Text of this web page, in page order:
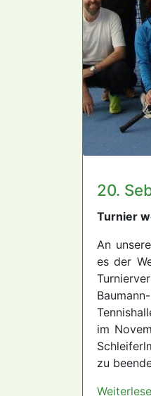
20.
Turnier
An
es der
im
zu